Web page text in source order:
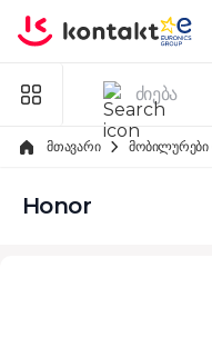
მთავარი მობილურები
Honor